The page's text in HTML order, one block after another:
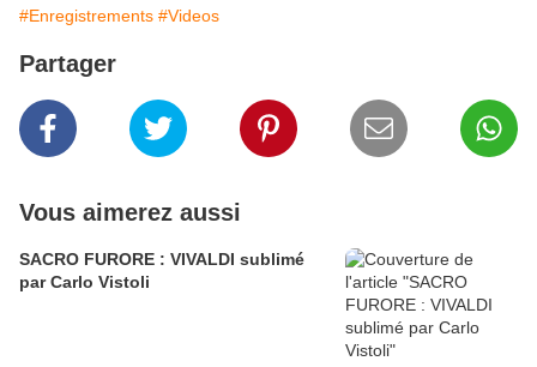
#Enregistrements #Videos
Partager
Vous aimerez aussi
SACRO FURORE : VIVALDI sublimé
par Carlo Vistoli